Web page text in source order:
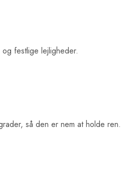
festlige lejligheder.
så den er nem at holde ren.